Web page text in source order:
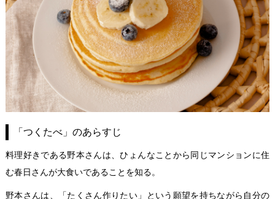
「つくたべ」のあらすじ
料理好きである野本さんは、ひょんなことから同じマンションに住
む春日さんが大食いであることを知る。
野本さんは、「たくさん作りたい」という願望を持ちながら自分の